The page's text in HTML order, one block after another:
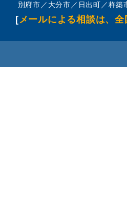
別府市／大分市／日出町／杵築
[メールによる相談は、